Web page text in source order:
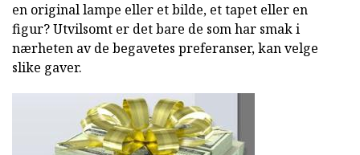
en original lampe eller et bilde, et tapet eller en
figur? Utvilsomt er det bare de som har smak i
nærheten av de begavetes preferanser, kan velge
slike gaver.